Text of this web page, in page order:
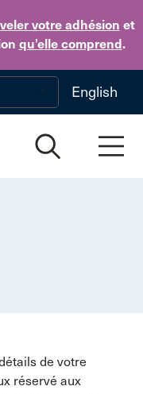
votre adhésion et
qu’elle comprend.
to main content
English
de votre
réservé aux